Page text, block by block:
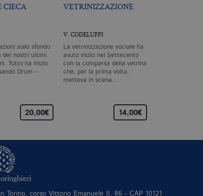
CIECA
sullo sfondo
dei nostri ultimi
Tutto ha inizio
Drum –
20,00€
VETRINIZZAZIONE
V. CODELUPPI
La vetrinizzazione sociale ha
avuto inizio nel Settecento
con la comparsa della vetrina
che, per la prima volta,
metteva in scena…
14,00€
Torino, corso Vittorio Emanuele II, 86 - CAP 10121